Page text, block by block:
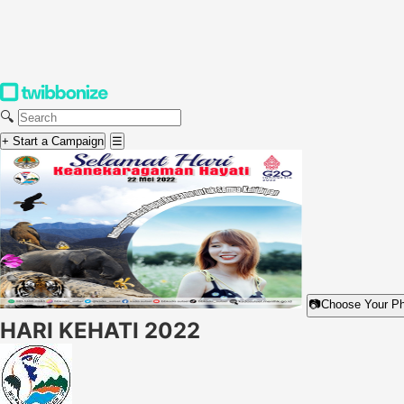
🔍
+ Start a Campaign ☰
📷Choose Your
HARI KEHATI 2022